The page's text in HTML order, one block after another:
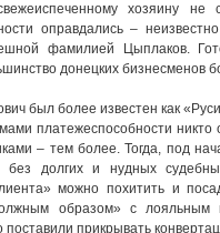
хозяину
оправдались –
фамилией Цыплаков.
донецких бизнесменов
был более известен как
платежеспособности
– тем более. Тогда, под
долгих и нудных
можно похитить и
образом» с лояльным
поставили прикрывать